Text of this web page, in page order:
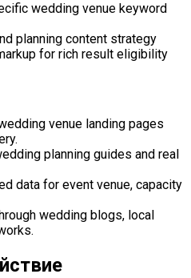
wedding venue keyword
planning content strategy
for rich result eligibility
venue landing pages
planning guides and real
data for event venue, capacity
wedding blogs, local